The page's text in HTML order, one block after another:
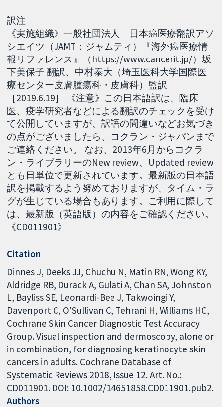
訳注
《実施組織》一般社団法人 日本癌医療翻訳アソ
シエイツ（JAMT：ジャムティ）『海外癌医療情
報リファレンス』（https://www.cancerit.jp/）坂
下美保子 翻訳、中村泰大（埼玉医科大学国際医
療センター皮膚腫瘍科・皮膚科）監訳
［2019.6.19］ 《注意》この日本語訳は、臨床
医、疫学研究者などによる翻訳のチェックを受け
て公開していますが、訳語の間違いなどお気づき
の点がございましたら、コクラン・ジャパンまで
ご連絡ください。 なお、2013年6月からコクラ
ン・ライブラリーのNew review、Updated review
とも日単位で更新されています。最新版の日本語
訳を掲載するよう努めておりますが、タイム・ラ
グが生じている場合もあります。ご利用に際して
は、最新版（英語版）の内容をご確認ください。
《CD011901》
Citation
Dinnes J, Deeks JJ, Chuchu N, Matin RN, Wong KY,
Aldridge RB, Durack A, Gulati A, Chan SA, Johnston
L, Bayliss SE, Leonardi-Bee J, Takwoingi Y,
Davenport C, O'Sullivan C, Tehrani H, Williams HC,
Cochrane Skin Cancer Diagnostic Test Accuracy
Group. Visual inspection and dermoscopy, alone or
in combination, for diagnosing keratinocyte skin
cancers in adults. Cochrane Database of
Systematic Reviews 2018, Issue 12. Art. No.:
CD011901. DOI: 10.1002/14651858.CD011901.pub2.
Authors